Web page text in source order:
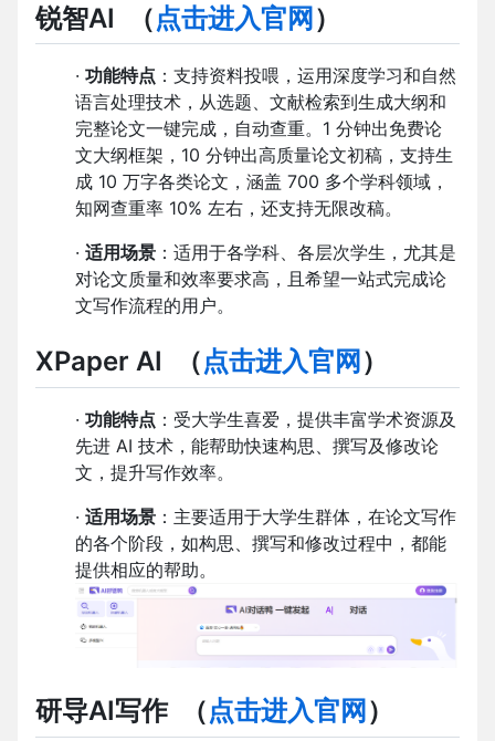
锐智AI （点击进入官网 ）
· 功能特点 ：支持资料投喂，运用深度学习和自然
语言处理技术，从选题、文献检索到生成大纲和
完整论文一键完成，自动查重。1 分钟出免费论
文大纲框架，10 分钟出高质量论文初稿，支持生
成 10 万字各类论文，涵盖 700 多个学科领域，
知网查重率 10% 左右，还支持无限改稿。
· 适用场景 ：适用于各学科、各层次学生，尤其是
对论文质量和效率要求高，且希望一站式完成论
文写作流程的用户。
XPaper AI （点击进入官网 ）
· 功能特点 ：受大学生喜爱，提供丰富学术资源及
先进 AI 技术，能帮助快速构思、撰写及修改论
文，提升写作效率。
· 适用场景 ：主要适用于大学生群体，在论文写作
的各个阶段，如构思、撰写和修改过程中，都能
提供相应的帮助。
研导AI写作（点击进入官网 ）